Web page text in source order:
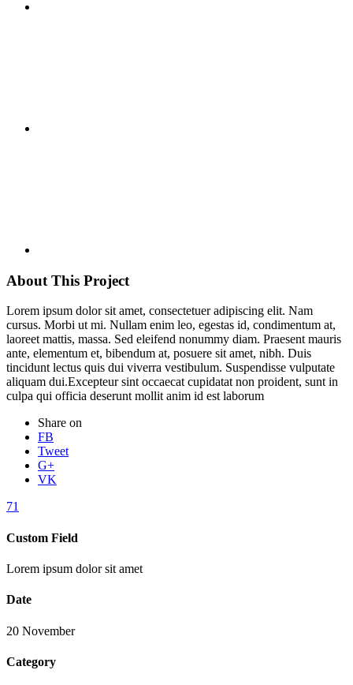
About This Project
Lorem ipsum dolor sit amet, consectetuer adipiscing elit. Nam
cursus. Morbi ut mi. Nullam enim leo, egestas id, condimentum at,
laoreet mattis, massa. Sed eleifend nonummy diam. Praesent mauris
ante, elementum et, bibendum at, posuere sit amet, nibh. Duis
tincidunt lectus quis dui viverra vestibulum. Suspendisse vulputate
aliquam dui.Excepteur sint occaecat cupidatat non proident, sunt in
culpa qui officia deserunt mollit anim id est laborum
Share on
FB
Tweet
G+
VK
71
Custom Field
Lorem ipsum dolor sit amet
Date
20 November
Category